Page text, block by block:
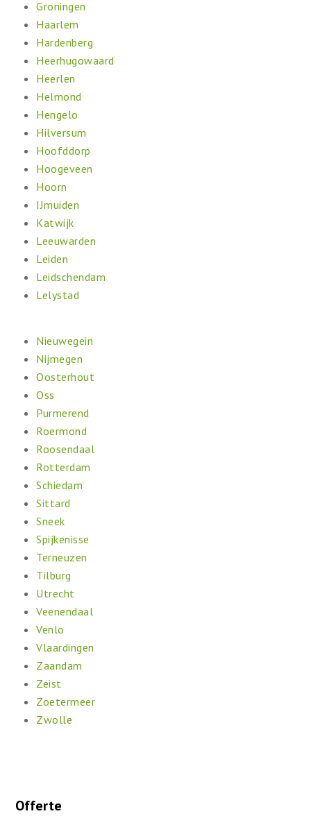
Groningen
Haarlem
Hardenberg
Heerhugowaard
Heerlen
Helmond
Hengelo
Hilversum
Hoofddorp
Hoogeveen
Hoorn
IJmuiden
Katwijk
Leeuwarden
Leiden
Leidschendam
Lelystad
Nieuwegein
Nijmegen
Oosterhout
Oss
Purmerend
Roermond
Roosendaal
Rotterdam
Schiedam
Sittard
Sneek
Spijkenisse
Terneuzen
Tilburg
Utrecht
Veenendaal
Venlo
Vlaardingen
Zaandam
Zeist
Zoetermeer
Zwolle
Offerte